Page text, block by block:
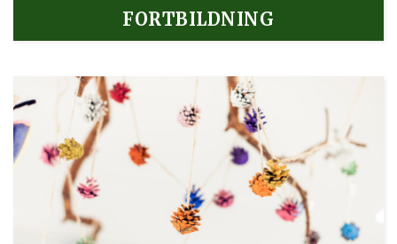
FORTBILDNING